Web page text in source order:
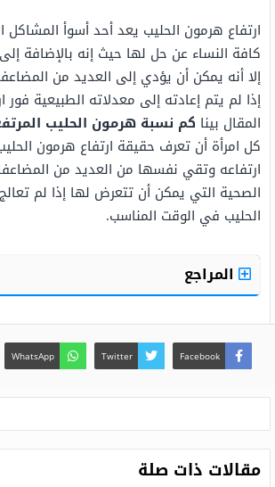
ارتفاع هرمون الحليب يعد أحد أسوأ المشاكل
كافة النساء عن حل لها حيث إنه بالإضافة
إلا أنه يمكن أن يؤدي إلى العديد من
إذا لم يتم إعادته إلى معدلاته الطبيعية
المقال بينا كم نسبة هرمون الحليب
كل امرأة أن تعرف حقيقة ارتفاع هرمون
ارتفاعه وتقي نفسها من العديد من
الصحية التي يمكن أن تتعرض لها إذا لم
الحليب في الوقت المناسب.
المراجع
Facebook
Twitter
WhatsApp
مقالات ذات صلة